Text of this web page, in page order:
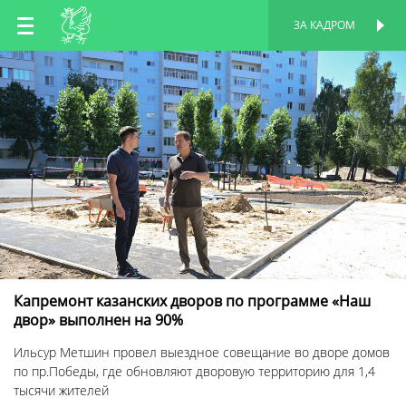
RU
EN
TT
ЗА КАДРОМ
Капремонт казанских дворов по программе «Наш
двор» выполнен на 90%
Ильсур Метшин провел выездное совещание во дворе домов
по пр.Победы, где обновляют дворовую территорию для 1,4
тысячи жителей
ПЕРСОНАЛЬНАЯ
СТРАНИЦА